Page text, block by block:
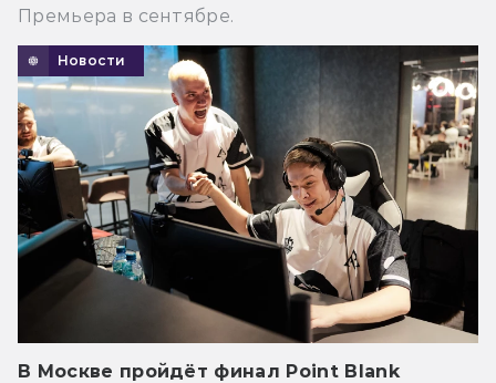
Премьера в сентябре.
Новости
В Москве пройдёт финал Point Blank